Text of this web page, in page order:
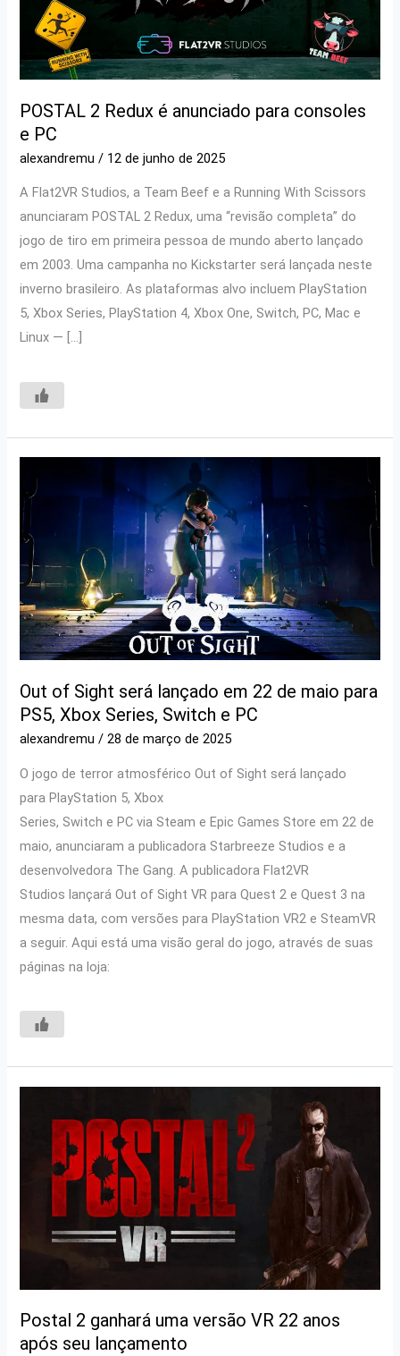
POSTAL 2 Redux é anunciado para consoles
e PC
alexandremu/ 12 de junho de 2025
A Flat2VR Studios, a Team Beef e a Running With Scissors
anunciaram POSTAL 2 Redux, uma “revisão completa” do
jogo de tiro em primeira pessoa de mundo aberto lançado
em 2003. Uma campanha no Kickstarter será lançada neste
inverno brasileiro. As plataformas alvo incluem PlayStation
5, Xbox Series, PlayStation 4, Xbox One, Switch, PC, Mac e
Linux — […]
Out of Sight será lançado em 22 de maio para
PS5, Xbox Series, Switch e PC
alexandremu/28 de março de 2025
O jogo de terror atmosférico Out of Sight será lançado
para PlayStation 5, Xbox
Series, Switch e PC via Steam e Epic Games Store em 22 de
maio, anunciaram a publicadora Starbreeze Studios e a
desenvolvedora The Gang. A publicadora Flat2VR
Studios lançará Out of Sight VR para Quest 2 e Quest 3 na
mesma data, com versões para PlayStation VR2 e SteamVR
a seguir. Aqui está uma visão geral do jogo, através de suas
páginas na loja:
Postal 2 ganhará uma versão VR 22 anos
após seu lançamento